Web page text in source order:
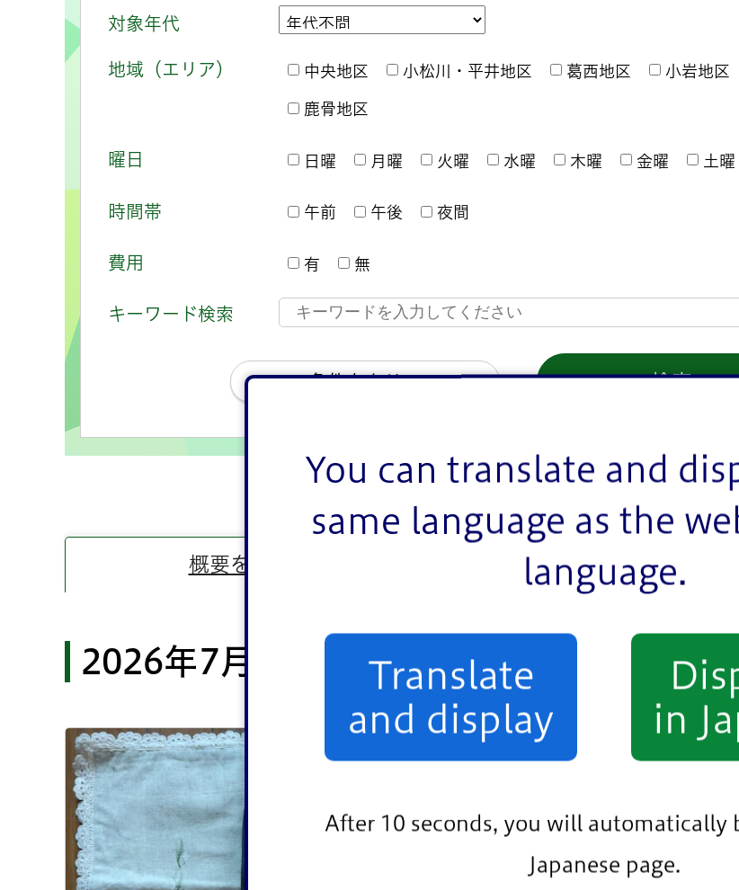
対象年代
地域（エリア） 中央地区 小松川・平井地区 葛西地区 小岩地区
鹿骨地区
曜日 日曜 月曜 火曜 水曜 木曜 金曜 土曜
時間帯 午前 午後 夜間
費用 有 無
キーワード検索
条件をクリア
概要を表示 一覧を表示
2026年7月の文化活動情報